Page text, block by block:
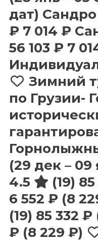
дат)
₽ 7 014 ₽
56 103 ₽ 7
Зимний
по Грузии-
(29 дек – 09
4.5
(19)
6 552 ₽ (8
(19) 85 332 ₽
₽ (8 229 ₽)